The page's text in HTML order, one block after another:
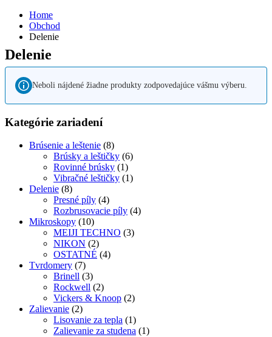
Home
Obchod
Delenie
Delenie
Neboli nájdené žiadne produkty zodpovedajúce vášmu výberu.
Kategórie zariadení
Brúsenie a leštenie (8)
Brúsky a leštičky (6)
Rovinné brúsky (1)
Vibračné leštičky (1)
Delenie (8)
Presné píly (4)
Rozbrusovacie píly (4)
Mikroskopy (10)
MEIJI TECHNO (3)
NIKON (2)
OSTATNÉ (4)
Tvrdomery (7)
Brinell (3)
Rockwell (2)
Vickers & Knoop (2)
Zalievanie (2)
Lisovanie za tepla (1)
Zalievanie za studena (1)